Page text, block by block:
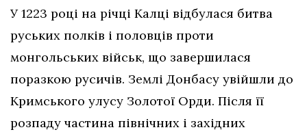
У 1223 році на річці Калці відбулася битва
руських полків і половців проти
монгольських військ, що завершилася
поразкою русичів. Землі Донбасу увійшли до
Кримського улусу Золотої Орди. Після її
розпаду частина північних і західних